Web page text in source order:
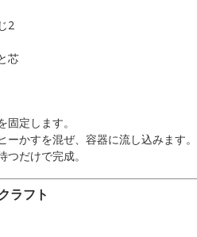
2
芯
定します。
ーかすを混ぜ、容器に流し込みます。
だけで完成。
ラフト